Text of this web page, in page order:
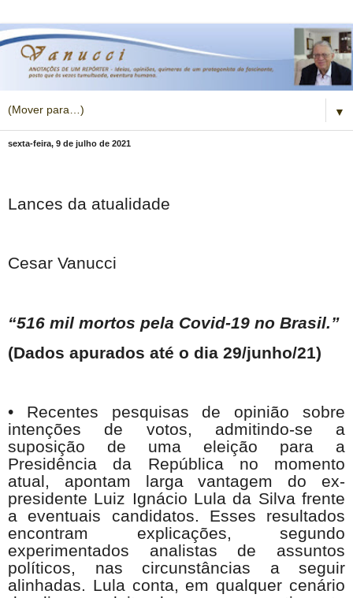
▼
sexta-feira, 9 de julho de 2021
Lances da atualidade
Cesar Vanucci
“516 mil mortos pela Covid-19 no Brasil.”
(Dados apurados até o dia 29/junho/21)
• Recentes pesquisas de opinião sobre
intenções de votos, admitindo-se a
suposição de uma eleição para a
Presidência da República no momento
atual, apontam larga vantagem do ex-
presidente Luiz Ignácio Lula da Silva frente
a eventuais candidatos. Esses resultados
encontram explicações, segundo
experimentados analistas de assuntos
políticos, nas circunstâncias a seguir
alinhadas. Lula conta, em qualquer cenário